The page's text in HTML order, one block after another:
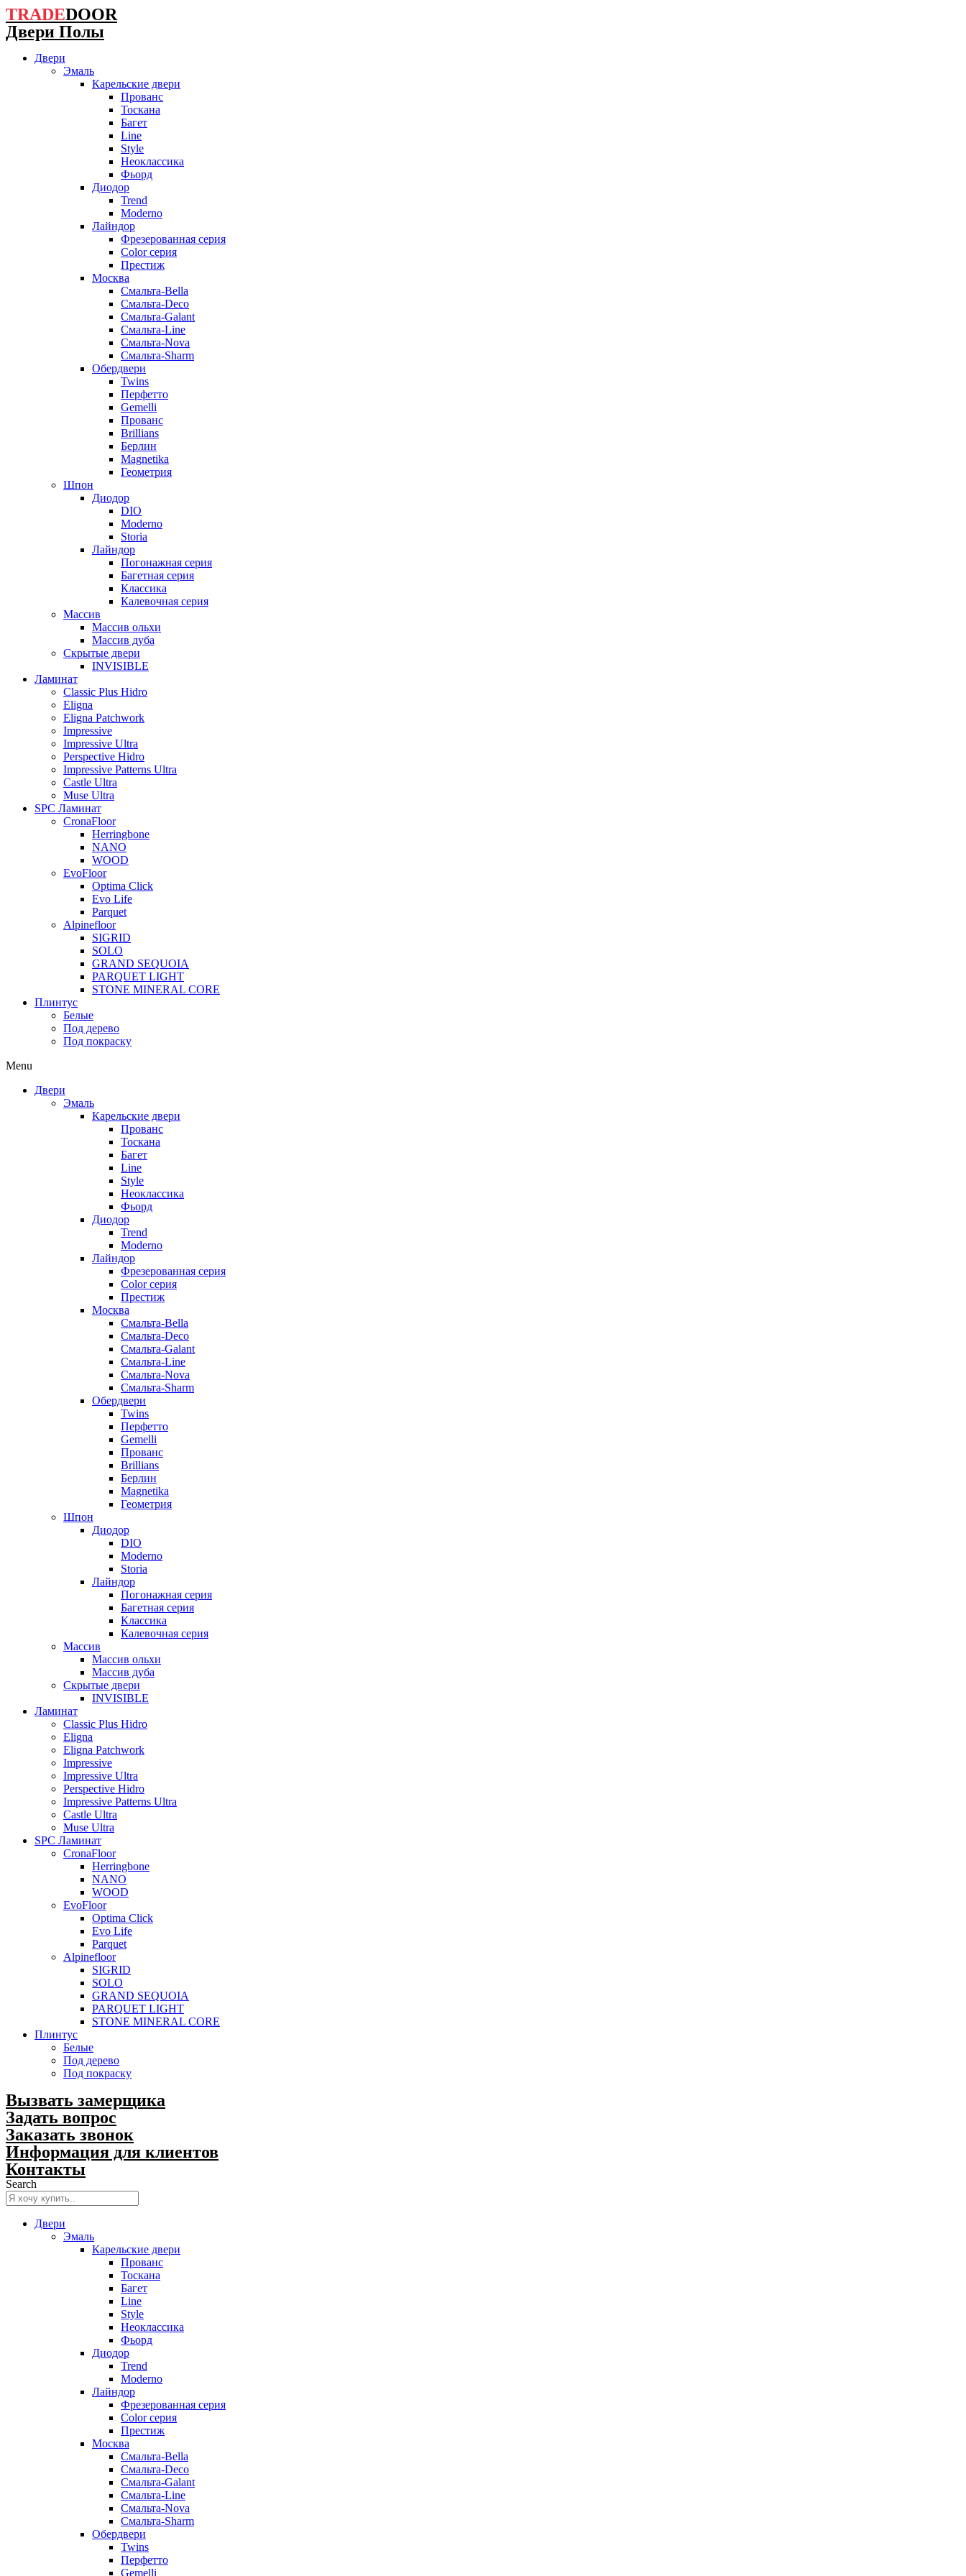
Перейти
к
содержимому
TRADEDOOR
Двери Полы
Двери
Эмаль
Карельские двери
Прованc
Тоскана
Багет
Line
Style
Неоклассика
Фьорд
Диодор
Trend
Moderno
Лайндор
Фрезерованная серия
Color серия
Престиж
Москва
Смальта-Bella
Смальта-Deco
Смальта-Galant
Смальта-Line
Смальта-Nova
Смальта-Sharm
Обердвери
Twins
Перфетто
Gemelli
Прованс
Brillians
Берлин
Magnetika
Геометрия
Шпон
Диодор
DIO
Moderno
Storia
Лайндор
Погонажная серия
Багетная серия
Классика
Калевочная серия
Массив
Массив ольхи
Массив дуба
Скрытые двери
INVISIBLE
Ламинат
Classic Plus Hidro
Eligna
Eligna Patchwork
Impressive
Impressive Ultra
Perspective Hidro
Impressive Patterns Ultra
Castle Ultra
Muse Ultra
SPC Ламинат
CronaFloor
Herringbone
NANO
WOOD
EvoFloor
Optima Click
Evo Life
Parquet
Alpinefloor
SIGRID
SOLO
GRAND SEQUOIA
PARQUET LIGHT
STONE MINERAL CORE
Плинтус
Белые
Под дерево
Под покраску
Menu
Двери
Эмаль
Карельские двери
Прованc
Тоскана
Багет
Line
Style
Неоклассика
Фьорд
Диодор
Trend
Moderno
Лайндор
Фрезерованная серия
Color серия
Престиж
Москва
Смальта-Bella
Смальта-Deco
Смальта-Galant
Смальта-Line
Смальта-Nova
Смальта-Sharm
Обердвери
Twins
Перфетто
Gemelli
Прованс
Brillians
Берлин
Magnetika
Геометрия
Шпон
Диодор
DIO
Moderno
Storia
Лайндор
Погонажная серия
Багетная серия
Классика
Калевочная серия
Массив
Массив ольхи
Массив дуба
Скрытые двери
INVISIBLE
Ламинат
Classic Plus Hidro
Eligna
Eligna Patchwork
Impressive
Impressive Ultra
Perspective Hidro
Impressive Patterns Ultra
Castle Ultra
Muse Ultra
SPC Ламинат
CronaFloor
Herringbone
NANO
WOOD
EvoFloor
Optima Click
Evo Life
Parquet
Alpinefloor
SIGRID
SOLO
GRAND SEQUOIA
PARQUET LIGHT
STONE MINERAL CORE
Плинтус
Белые
Под дерево
Под покраску
Вызвать замерщика
Задать вопрос
Заказать звонок
Информация для клиентов
Контакты
Search
Двери
Эмаль
Карельские двери
Прованc
Тоскана
Багет
Line
Style
Неоклассика
Фьорд
Диодор
Trend
Moderno
Лайндор
Фрезерованная серия
Color серия
Престиж
Москва
Смальта-Bella
Смальта-Deco
Смальта-Galant
Смальта-Line
Смальта-Nova
Смальта-Sharm
Обердвери
Twins
Перфетто
Gemelli